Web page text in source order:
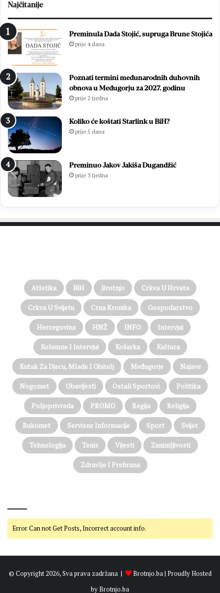
Najčitanije
Preminula Dada Stojić, supruga Brune Stojića
prije 4 dana
Poznati termini međunarodnih duhovnih
obnova u Međugorju za 2027. godinu
prije 2 tjedna
Koliko će koštati Starlink u BiH?
prije 5 dana
Preminuo Jakov Jakiša Dugandžić
prije 3 tjedna
Atletika BiH Brotnjo Crkva U Hrvata
Crkva U Svijetu Crna Kronika Gospodarstvo
Hercegovina HNŽ INFO Intervjui
Kolumne I Intervjui Košarka Kultura
Kutak Za Djecu, Mlade I Obitelj Međugorje Najave
Nogomet Obavijesti Ostali Sportovi Politika
Poljoprivreda PROMO Regija Religija
Rukomet Servisne Informacije Sport Svijet
Tehnologija Tenis Vijesti Zanimljivosti
Zdravlje I Prehrana
Error Can not Get Posts, Incorrect account info.
© Copyright 2026, Sva prava zadržana | Brotnjo.ba | Proudly Hosted
byBrotnjo.ba